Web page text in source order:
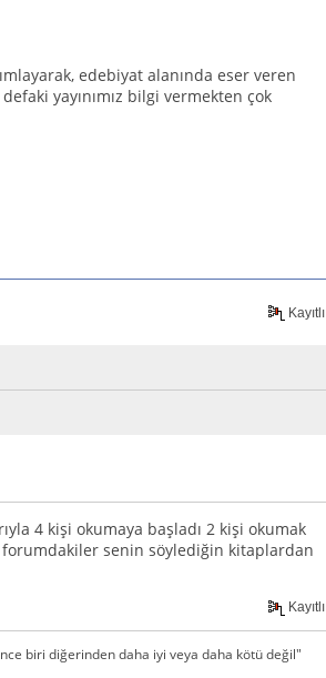
edebiyat alanında eser veren
yayınımız bilgi vermekten çok
Kayıtlı
4 kişi okumaya başladı 2 kişi okumak
senin söylediğin kitaplardan
Kayıtlı
biri diğerinden daha iyi veya daha kötü değil"